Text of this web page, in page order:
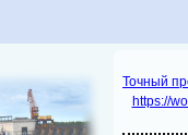
Точный
https://